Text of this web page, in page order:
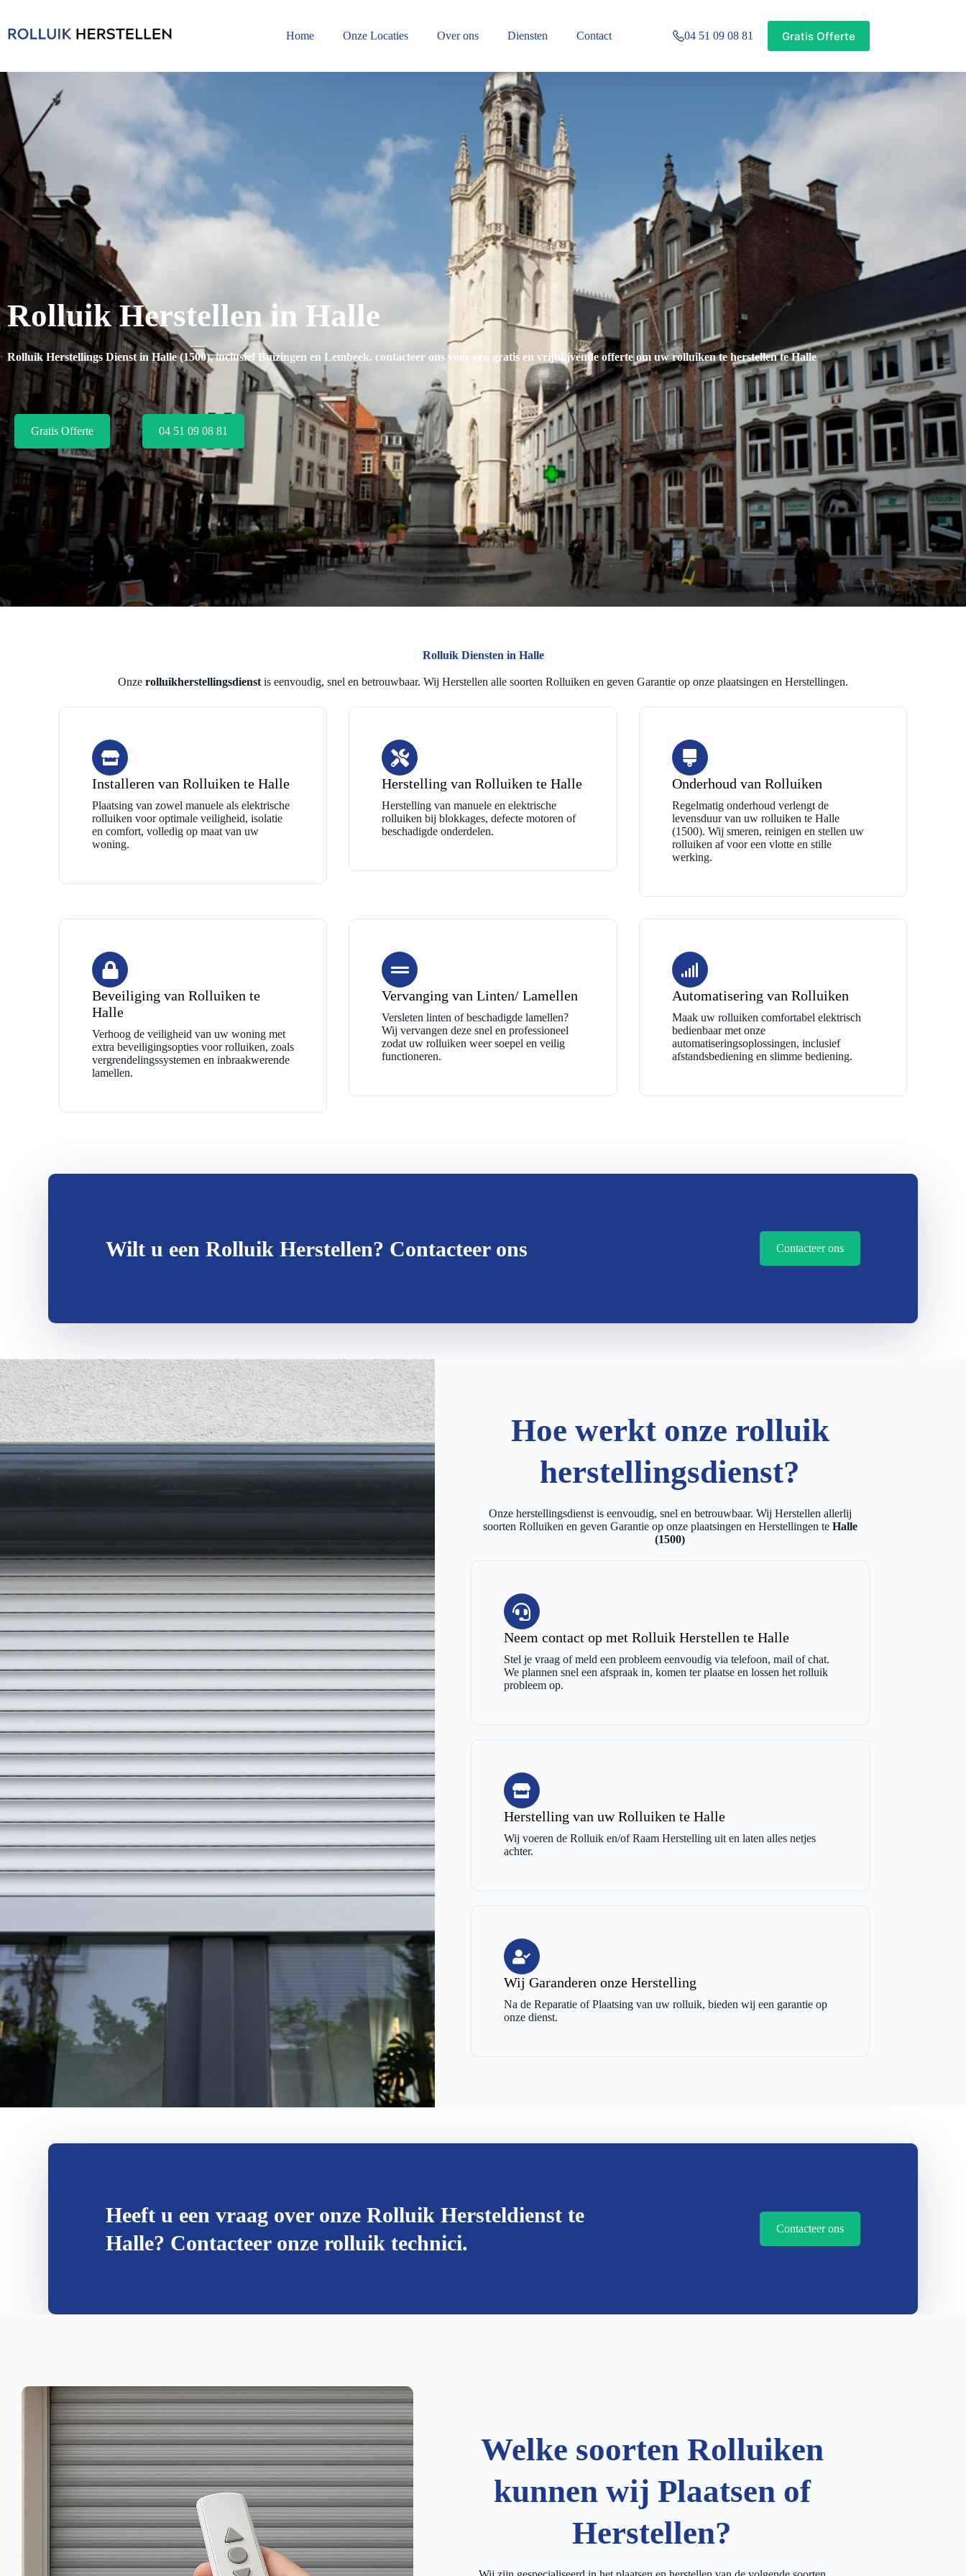
Home Onze Locaties Over ons Diensten Contact 04 51 09 08 81 Gratis Offerte
Rolluik Herstellen in Halle
Rolluik Herstellings Dienst in Halle (1500), inclusiefBuizingen en Lembeek. contacteer ons voor een gratis en vrijblijvende offerte om uw rolluiken te herstellen te Halle
Gratis Offerte 04 51 09 08 81
Rolluik Diensten in Halle
Onze rolluikherstellingsdienst is eenvoudig, snel en betrouwbaar. Wij Herstellen alle soorten Rolluiken en geven Garantie op onze plaatsingen en Herstellingen.
Installeren van Rolluiken te Halle
Plaatsing van zowel manuele als elektrische
rolluiken voor optimale veiligheid, isolatie
en comfort, volledig op maat van uw
woning.
Herstelling van Rolluiken te Halle
Herstelling van manuele en elektrische
rolluiken bij blokkages, defecte motoren of
beschadigde onderdelen.
Onderhoud van Rolluiken
Regelmatig onderhoud verlengt de
levensduur van uw rolluiken te Halle
(1500). Wij smeren, reinigen en stellen uw
rolluiken af voor een vlotte en stille
werking.
Beveiliging van Rolluiken te
Halle
Verhoog de veiligheid van uw woning met
extra beveiligingsopties voor rolluiken, zoals
vergrendelingssystemen en inbraakwerende
lamellen.
Vervanging van Linten/ Lamellen
Versleten linten of beschadigde lamellen?
Wij vervangen deze snel en professioneel
zodat uw rolluiken weer soepel en veilig
functioneren.
Automatisering van Rolluiken
Maak uw rolluiken comfortabel elektrisch
bedienbaar met onze
automatiseringsoplossingen, inclusief
afstandsbediening en slimme bediening.
Wilt u een Rolluik Herstellen? Contacteer ons Contacteer ons
Hoe werkt onze rolluik
herstellingsdienst?
Onze herstellingsdienst is eenvoudig, snel en betrouwbaar. Wij Herstellen allerlij
soorten Rolluiken en geven Garantie op onze plaatsingen en Herstellingen te Halle
(1500)
Neem contact op met Rolluik Herstellen te Halle
Stel je vraag of meld een probleem eenvoudig via telefoon, mail of chat.
We plannen snel een afspraak in, komen ter plaatse en lossen het rolluik
probleem op.
Herstelling van uw Rolluiken te Halle
Wij voeren de Rolluik en/of Raam Herstelling uit en laten alles netjes
achter.
Wij Garanderen onze Herstelling
Na de Reparatie of Plaatsing van uw rolluik, bieden wij een garantie op
onze dienst.
Heeft u een vraag over onze Rolluik Hersteldienst te
Halle? Contacteer onze rolluik technici.
Contacteer ons
Welke soorten Rolluiken
kunnen wij Plaatsen of
Herstellen?